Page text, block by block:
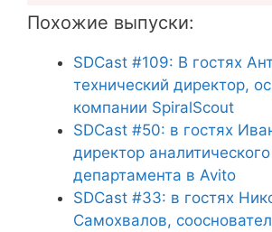
Похожие выпуски:
SDCast #109: В гостях
технический директор,
компании SpiralScout
SDCast #50: в гостях
директор аналитического
департамента в Avito
SDCast #33: в гостях
Самохвалов,